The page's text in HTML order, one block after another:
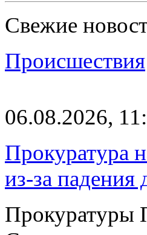
Свежие
Происшествия
06.08.2026,
Прокуратура
из-за падения
Прокуратуры